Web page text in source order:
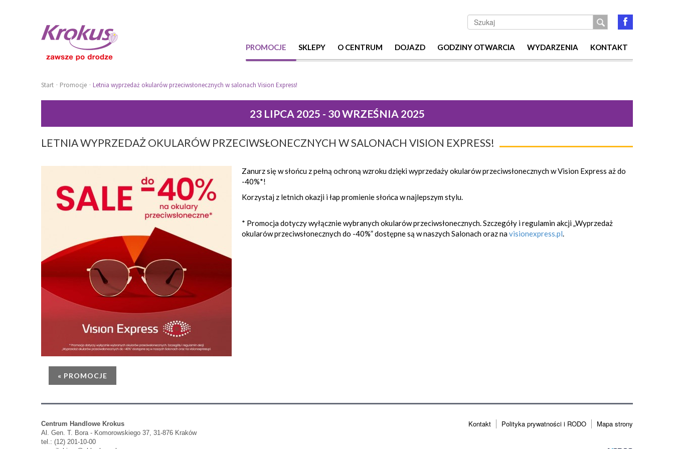
Szukaj
PROMOCJE SKLEPY O CENTRUM DOJAZD GODZINY OTWARCIA WYDARZENIA KONTAKT
Start Promocje Letnia wyprzedaż okularów przeciwsłonecznych w salonach Vision Express!
23 LIPCA 2025 - 30 WRZEŚNIA 2025
LETNIA WYPRZEDAŻ OKULARÓW PRZECIWSŁONECZNYCH W SALONACH VISION EXPRESS!
Zanurz się w słońcu z pełną ochroną wzroku dzięki wyprzedaży okularów przeciwsłonecznych w Vision Express aż do
-40%*!
Korzystaj z letnich okazji i łap promienie słońca w najlepszym stylu.
* Promocja dotyczy wyłącznie wybranych okularów przeciwsłonecznych. Szczegóły i regulamin akcji „Wyprzedaż
okularów przeciwsłonecznych do -40%” dostępne są w naszych Salonach oraz navisionexpress.pl.
« PROMOCJE
Centrum Handlowe Krokus
Al. Gen. T. Bora - Komorowskiego 37, 31-876 Kraków
tel.: (12) 201-10-00
Kontakt Polityka prywatności i RODO Mapa strony